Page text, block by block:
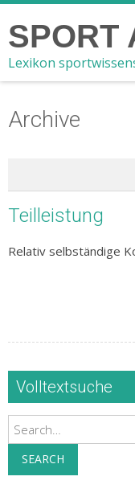
SPORT
Lexikon
Archive
Teilleistung
Relativ selbständige
Volltextsuche
Search
SEARCH